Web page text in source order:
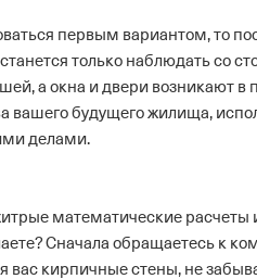
первым вариантом, то
только наблюдать со
а окна и двери возникают
вашего будущего жилища,
делами.
математические расчеты
Сначала обращаетесь к
вас кирпичные стены, не